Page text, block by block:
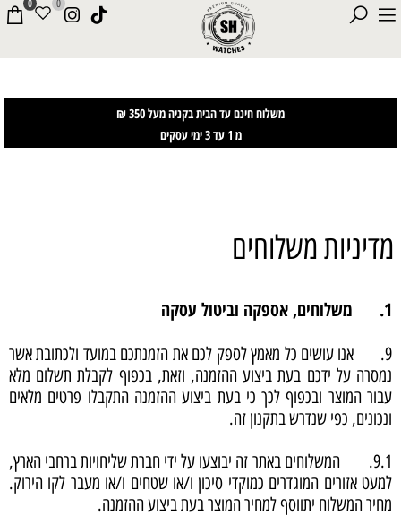
משלוח חינם עד הבית בקניה מעל 350 ₪
מ 1 עד 3 ימי עסקים
0 0
מדיניות משלוחים
1. משלוחים, אספקה וביטול עסקה
9. אנו עושים כל מאמץ לספק לכם את הזמנתכם במועד ולכתובת אשר
נמסרה על ידכם בעת ביצוע ההזמנה, וזאת, בכפוף לקבלת תשלום מלא
עבור המוצר ובכפוף לכך כי בעת ביצוע ההזמנה התקבלו פרטים מלאים
ונכונים, כפי שנדרש בתקנון זה.
9.1. המשלוחים באתר זה יבוצעו על ידי חברת שליחויות ברחבי הארץ,
למעט אזורים המוגדרים כמוקדי סיכון ו/או שטחים ו/או מעבר לקו הירוק.
מחיר המשלוח יתווסף למחיר המוצר בעת ביצוע ההזמנה.